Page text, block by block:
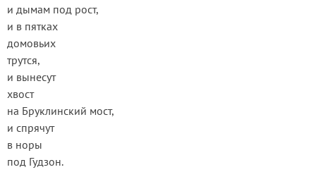
и дымам под рост,
и в пятках
домовьих
трутся,
и вынесут
хвост
на Бруклинский мост,
и спрячут
в норы
под Гудзон.